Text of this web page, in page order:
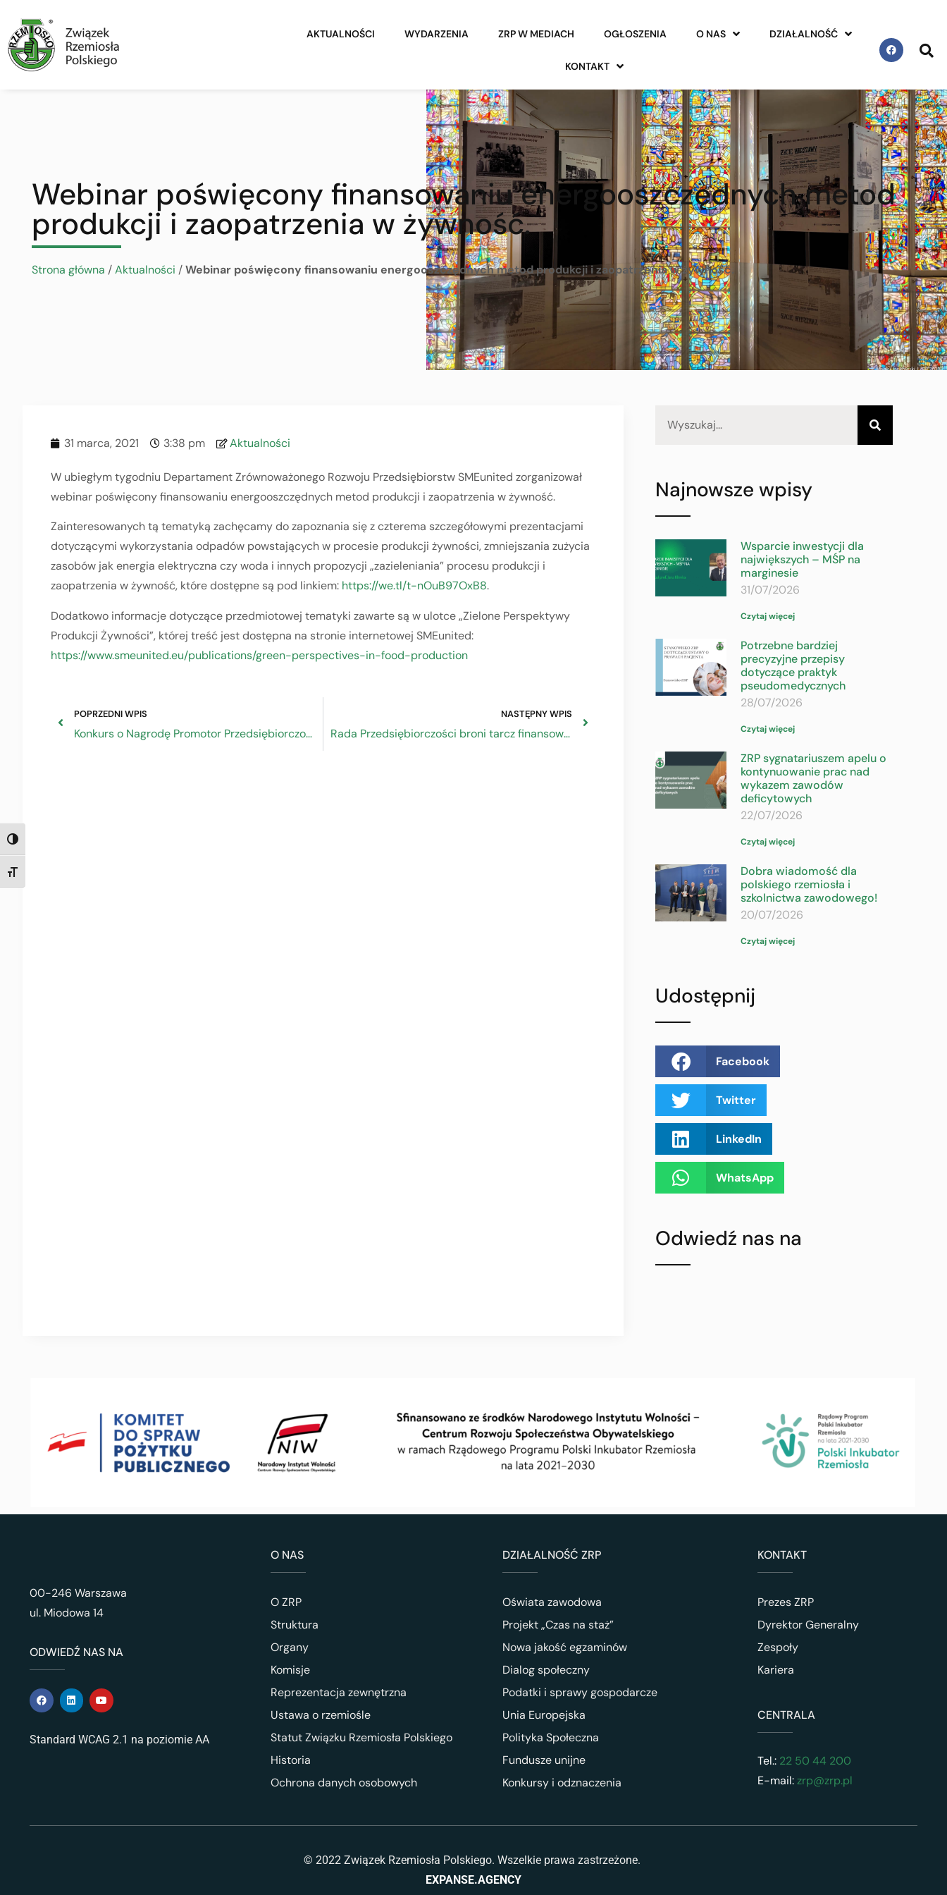
TOGGLE HIGH CONTRAST
TOGGLE FONT SIZE
AKTUALNOŚCI WYDARZENIA ZRP W MEDIACH OGŁOSZENIA O NAS DZIAŁALNOŚĆ
KONTAKT
Webinar poświęcony finansowaniu energooszczędnych metod
produkcji i zaopatrzenia w żywność.
Strona główna /Aktualności /Webinar poświęcony finansowaniu energooszczędnych metod produkcji i zaopatrzenia w żywność.
31 marca, 2021 3:38 pm Aktualności
W ubiegłym tygodniu Departament Zrównoważonego Rozwoju Przedsiębiorstw SMEunited zorganizował
webinar poświęcony finansowaniu energooszczędnych metod produkcji i zaopatrzenia w żywność.
Zainteresowanych tą tematyką zachęcamy do zapoznania się z czterema szczegółowymi prezentacjami
dotyczącymi wykorzystania odpadów powstających w procesie produkcji żywności, zmniejszania zużycia
zasobów jak energia elektryczna czy woda i innych propozycji „zazieleniania” procesu produkcji i
zaopatrzenia w żywność, które dostępne są pod linkiem: https://we.tl/t-nOuB97OxB8.
Dodatkowo informacje dotyczące przedmiotowej tematyki zawarte są w ulotce „Zielone Perspektywy
Produkcji Żywności”, której treść jest dostępna na stronie internetowej SMEunited:
https://www.smeunited.eu/publications/green-perspectives-in-food-production
POPRZEDNI WPIS
Konkurs o Nagrodę Promotor Przedsiębiorczości Rodzinnej
NASTĘPNY WPIS
Rada Przedsiębiorczości broni tarcz finansowych Polskiego Funduszu Rozwoju
Najnowsze wpisy
Wsparcie inwestycji dla
największych – MŚP na
marginesie
31/07/2026
Czytaj więcej
Potrzebne bardziej
precyzyjne przepisy
dotyczące praktyk
pseudomedycznych
28/07/2026
Czytaj więcej
ZRP sygnatariuszem apelu o
kontynuowanie prac nad
wykazem zawodów
deficytowych
22/07/2026
Czytaj więcej
Dobra wiadomość dla
polskiego rzemiosła i
szkolnictwa zawodowego!
20/07/2026
Czytaj więcej
Udostępnij
Facebook
Twitter
LinkedIn
WhatsApp
Odwiedź nas na
00-246 Warszawa
ul. Miodowa 14
ODWIEDŹ NAS NA
Standard WCAG 2.1 na poziomie AA
O NAS
O ZRP
Struktura
Organy
Komisje
Reprezentacja zewnętrzna
Ustawa o rzemiośle
Statut Związku Rzemiosła Polskiego
Historia
Ochrona danych osobowych
DZIAŁALNOŚĆ ZRP
Oświata zawodowa
Projekt „Czas na staż”
Nowa jakość egzaminów
Dialog społeczny
Podatki i sprawy gospodarcze
Unia Europejska
Polityka Społeczna
Fundusze unijne
Konkursy i odznaczenia
KONTAKT
Prezes ZRP
Dyrektor Generalny
Zespoły
Kariera
CENTRALA
Tel.:22 50 44 200
E-mail:zrp@zrp.pl
© 2022 Związek Rzemiosła Polskiego. Wszelkie prawa zastrzeżone.
EXPANSE.AGENCY